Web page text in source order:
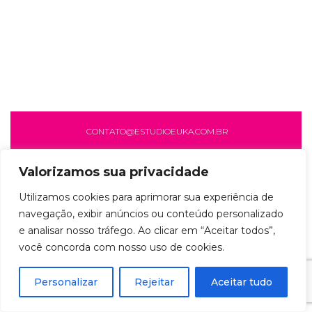
Valorizamos sua privacidade
Utilizamos cookies para aprimorar sua experiência de
navegação, exibir anúncios ou conteúdo personalizado
e analisar nosso tráfego. Ao clicar em “Aceitar todos”,
você concorda com nosso uso de cookies.
Personalizar Rejeitar Aceitar tudo
CONTATO@ESTUDIOEUKA.COM.BR